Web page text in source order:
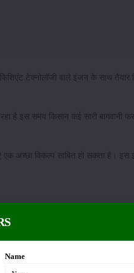
टेक्नोलॉजी वाले इंजन के साथ तैयार
इस समय किसान कई सारी बागवानी
अच्छा विकल्प साबित हो सकता है। इस
कंपनी ने अपने इस ट्रैक्टर में Dry Type
कंपनी ने अपने इस मिनी ट्रैक्टर में 30
Name